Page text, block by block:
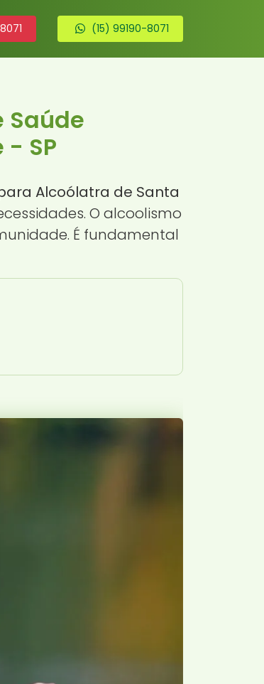
(15) 99190-8071
Saúde
SP
Alcoólatra de Santa
O alcoolismo
É fundamental